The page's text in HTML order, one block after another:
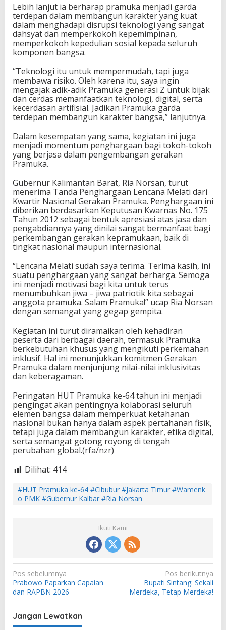
Lebih lanjut ia berharap pramuka menjadi garda
terdepan dalam membangun karakter yang kuat
dalam menghadapi disrupsi teknologi yang sangat
dahsyat dan memperkokoh kepemimpinan,
memperkokoh kepedulian sosial kepada seluruh
komponen bangsa.
“Teknologi itu untuk mempermudah, tapi juga
membawa risiko. Oleh karena itu, saya ingin
mengajak adik-adik Pramuka generasi Z untuk bijak
dan cerdas memanfaatkan teknologi, digital, serta
kecerdasan artifisial. Jadikan Pramuka garda
terdepan membangun karakter bangsa,” lanjutnya.
Dalam kesempatan yang sama, kegiatan ini juga
menjadi momentum penghargaan bagi tokoh-tokoh
yang berjasa dalam pengembangan gerakan
Pramuka.
Gubernur Kalimantan Barat, Ria Norsan, turut
menerima Tanda Penghargaan Lencana Melati dari
Kwartir Nasional Gerakan Pramuka. Penghargaan ini
diberikan berdasarkan Keputusan Kwarnas No. 175
Tahun 2012 sebagai bentuk apresiasi atas jasa dan
pengabdiannya yang dinilai sangat bermanfaat bagi
perkembangan gerakan kepramukaan, baik di
tingkat nasional maupun internasional.
“Lencana Melati sudah saya terima. Terima kasih, ini
suatu penghargaan yang sangat berharga. Semoga
ini menjadi motivasi bagi kita untuk terus
menumbuhkan jiwa – jiwa patriotik kita sebagai
anggota pramuka. Salam Pramuka!” ucap Ria Norsan
dengan semangat yang gegap gempita.
Kegiatan ini turut diramaikan oleh kehadiran
peserta dari berbagai daerah, termasuk Pramuka
berkebutuhan khusus yang mengikuti perkemahan
inklusif. Hal ini menunjukkan komitmen Gerakan
Pramuka dalam menjunjung nilai-nilai inklusivitas
dan keberagaman.
Peringatan HUT Pramuka ke-64 tahun ini menjadi
pengingat akan pentingnya kolaborasi seluruh
elemen bangsa dalam memperkuat ketahanan
nasional bukan hanya dalam aspek pertahanan fisik,
tetapi juga dalam membangun karakter, etika digital,
serta semangat gotong royong di tengah
perubahan global.(rfa/nzr)
Dilihat: 414
#HUT Pramuka ke-64 #Cibubur #Jakarta Timur #Wamenk
o PMK #Gubernur Kalbar #Ria Norsan
Ikuti Kami
N
a
i
Pos sebelumnya
Prabowo Paparkan Capaian
dan RAPBN 2026
Pos berikutnya
Bupati Sintang: Sekali
Merdeka, Tetap Merdeka!
Jangan Lewatkan